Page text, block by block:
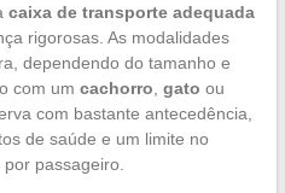
caixa de transporte adequada
rigorosas. As modalidades
dependendo do tamanho e
com um cachorro gato ou
com bastante antecedência,
de saúde e um limite no
passageiro.